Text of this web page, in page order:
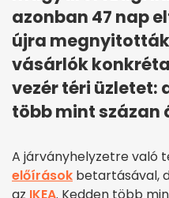
azonban 47 nap
újra
vásárlók
vezér téri üzletet:
több mint százan
A járványhelyzetre való
előírások betartásával,